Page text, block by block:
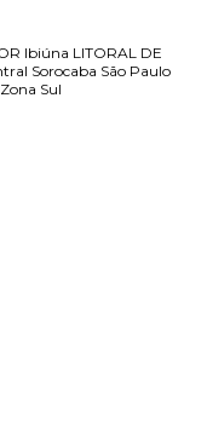
Ibiúna LITORAL DE
Sorocaba São Paulo
Zona Sul